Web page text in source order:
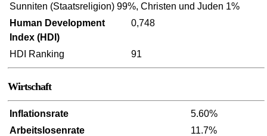
Sunniten (Staatsreligion) 99%, Christen und Juden 1%
Human Development
Index (HDI)
0,748
HDI Ranking 91
Wirtschaft
Inflationsrate
5.60%
Arbeitslosenrate
11.7%